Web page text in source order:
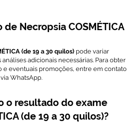
Necropsia COSMÉTICA
(de 19 a 30 quilos) pode variar
adicionais necessárias. Para obter
eventuais promoções, entre em contato
via WhatsApp.
o resultado do exame
(de 19 a 30 quilos)?